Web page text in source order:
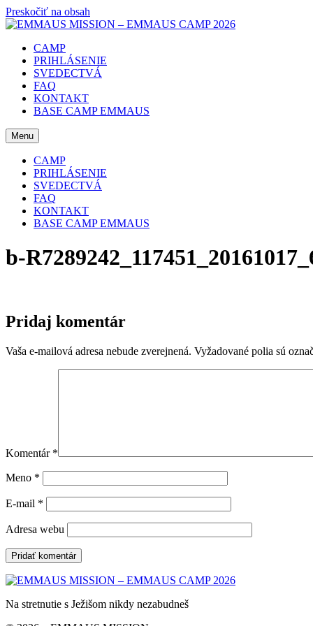
Preskočiť na obsah
CAMP
PRIHLÁSENIE
SVEDECTVÁ
FAQ
KONTAKT
BASE CAMP EMMAUS
Menu
CAMP
PRIHLÁSENIE
SVEDECTVÁ
FAQ
KONTAKT
BASE CAMP EMMAUS
b-
Pridaj komentár
Vaša e-mailová adresa nebude zverejnená. Vyžadované polia sú
Komentár *
Meno *
E-mail *
Adresa webu
Na stretnutie s Ježišom nikdy nezabudneš